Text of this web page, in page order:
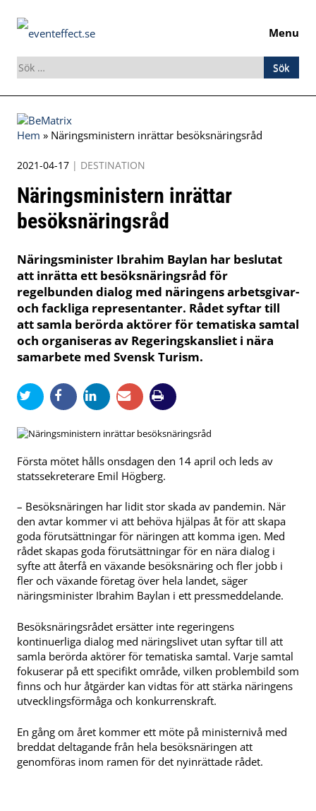
Menu
Sök
efter:
Skip
to
Hem » Näringsministern inrättar besöksnäringsråd
2021-04-17 | DESTINATION
Näringsministern inrättar
besöksnäringsråd
Näringsminister Ibrahim Baylan har beslutat
att inrätta ett besöksnäringsråd för
regelbunden dialog med näringens arbetsgivar-
och fackliga representanter. Rådet syftar till
att samla berörda aktörer för tematiska samtal
och organiseras av Regeringskansliet i nära
samarbete med Svensk Turism.
Första mötet hålls onsdagen den 14 april och leds av
statssekreterare Emil Högberg.
– Besöksnäringen har lidit stor skada av pandemin. När
den avtar kommer vi att behöva hjälpas åt för att skapa
goda förutsättningar för näringen att komma igen. Med
rådet skapas goda förutsättningar för en nära dialog i
syfte att återfå en växande besöksnäring och fler jobb i
fler och växande företag över hela landet, säger
näringsminister Ibrahim Baylan i ett pressmeddelande.
Besöksnäringsrådet ersätter inte regeringens
kontinuerliga dialog med näringslivet utan syftar till att
samla berörda aktörer för tematiska samtal. Varje samtal
fokuserar på ett specifikt område, vilken problembild som
finns och hur åtgärder kan vidtas för att stärka näringens
utvecklingsförmåga och konkurrenskraft.
En gång om året kommer ett möte på ministernivå med
breddat deltagande från hela besöksnäringen att
genomföras inom ramen för det nyinrättade rådet.